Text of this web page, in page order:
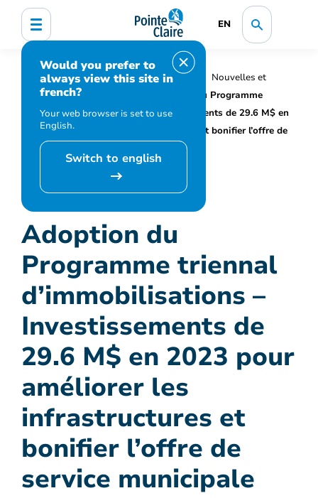
EN
Would you prefer to
always view this site in
french?
Your web browser is set to use
English.
Switch to english
Accueil Organisation municipale
Nouvelles et
médias
Actualités
Adoption du Programme
triennal d’immobilisations – Investissements de 29.6 M$ en
2023 pour améliorer les infrastructures et bonifier l’offre de
service municipale
Adoption du
Programme triennal
d’immobilisations –
Investissements de
29.6 M$ en 2023 pour
améliorer les
infrastructures et
bonifier l’offre de
service municipale